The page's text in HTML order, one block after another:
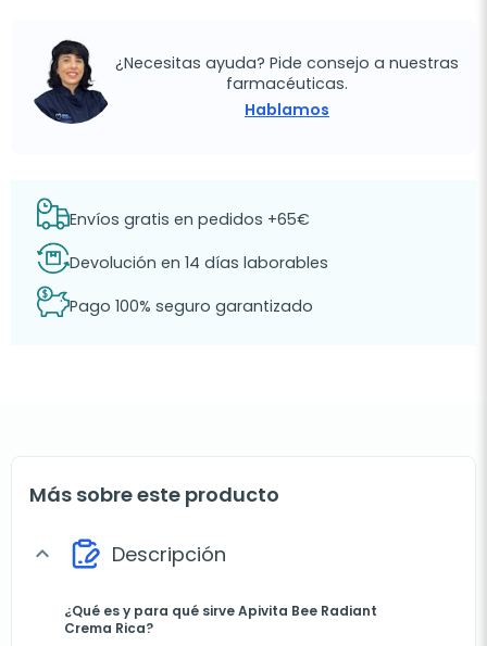
¿Necesitas ayuda? Pide consejo a nuestras
farmacéuticas.
Hablamos
Envíos gratis en pedidos +65€
Devolución en 14 días laborables
Pago 100% seguro garantizado
Más sobre este producto
expand_more Descripción
¿Qué es y para qué sirve Apivita Bee Radiant
Crema Rica?